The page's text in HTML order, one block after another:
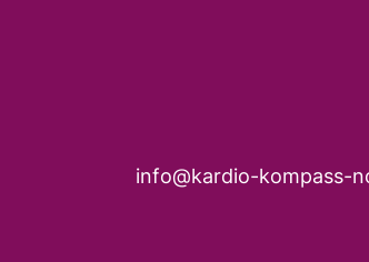
info@kardio-kompass-